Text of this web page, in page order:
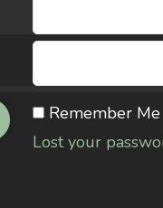
Remember Me
Lost your